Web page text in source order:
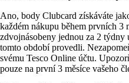
Ano, body Clubcard získáváte
každém nákupu během prvních 3
zdvojnásobeny jednou za 2 týdny
tomto období provedli.
svému Tesco Online účtu.
pouze na první 3 měsíce vašeho